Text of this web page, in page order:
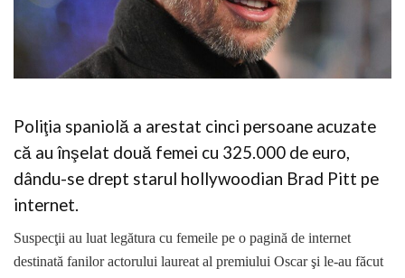
Poliţia spaniolă a arestat cinci persoane acuzate
că au înşelat două femei cu 325.000 de euro,
dându-se drept starul hollywoodian Brad Pitt pe
internet.
Suspecţii au luat legătura cu femeile pe o pagină de internet
destinată fanilor actorului laureat al premiului Oscar şi le-au făcut